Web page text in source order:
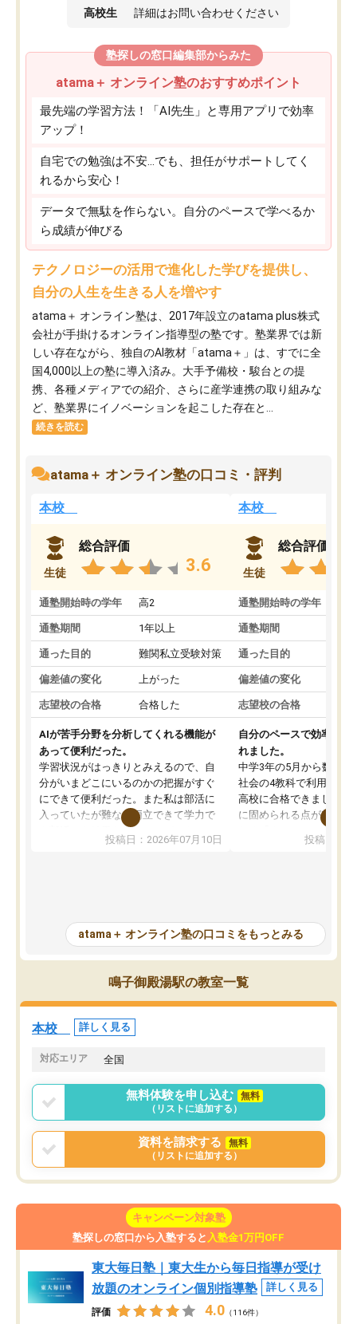
高校生 詳細はお問い合わせください
塾探しの窓口編集部からみた
atama＋ オンライン塾のおすすめポイント
最先端の学習方法！「AI先生」と専用アプリで効率
アップ！
自宅での勉強は不安…でも、担任がサポートしてく
れるから安心！
データで無駄を作らない。自分のペースで学べるか
ら成績が伸びる
テクノロジーの活用で進化した学びを提供し、
自分の人生を生きる人を増やす
atama＋ オンライン塾は、2017年設立のatama plus株式
会社が手掛けるオンライン指導型の塾です。塾業界では新
しい存在ながら、独自のAI教材「atama＋」は、すでに全
国4,000以上の塾に導入済み。大手予備校・駿台との提
携、各種メディアでの紹介、さらに産学連携の取り組みな
ど、塾業界にイノベーションを起こした存在と...
続きを読む
atama＋ オンライン塾の口コミ・評判
本校
生徒
総合評価
3.6
通塾開始時の学年 高2
通塾期間 1年以上
通った目的 難関私立受験対策
偏差値の変化 上がった
志望校の合格 合格した
AIが苦手分野を分析してくれる機能が
あって便利だった。
学習状況がはっきりとみえるので、自
分がいまどこにいるのかの把握がすぐ
にできて便利だった。また私は部活に
入っていたが難なく両立できて学力で
も部活でも結果を残すことができてよ
かった。また問題演習の際に、自分が
が、自分で自分の管理ができない人に
とっては難しい部分もあるのではない
かと思った。
投稿日：2026年07月10日
本校
生徒
総合評価
通塾開始時の学年
通塾期間
通った目的
偏差値の変化
志望校の合格
自分のペースで効率よく
れました。
中学3年の5月から数学・
社会の4教科で利用し、
高校に合格できました。
に固められる点が魅力で
項目のおかげで、手軽
元数が可視化されるので
しながら意欲的に取り組
常に効果を実感している
になった現在も大学受験
して利用しており、自信
すめできる塾です。
投稿日：
atama＋ オンライン塾の口コミをもっとみる
鳴子御殿湯駅の教室一覧
本校 詳しく見る
対応エリア 全国
無料体験を申し込む
無料
（リストに追加する）
資料を請求する
無料
（リストに追加する）
キャンペーン対象塾
塾探しの窓口から入塾すると 入塾金1万円OFF
東大毎日塾｜東大生から毎日指導が受け
放題のオンライン個別指導塾
詳しく見る
評価 4.0 （116件）